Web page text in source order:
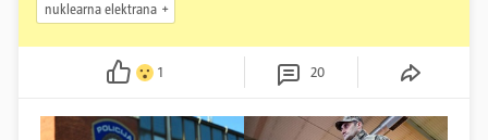
nuklearna elektrana
1 20